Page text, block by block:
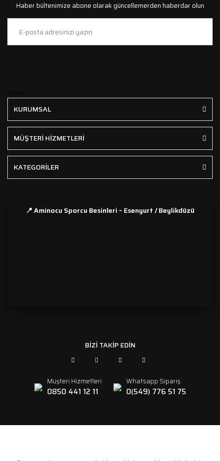
Haber bültenimize abone olarak güncellemerden haberdar olun
KURUMSAL
MÜŞTERİ HİZMETLERİ
KATEGORİLER
📍 Aminocu Sporcu Besinleri – Esenyurt / Beylikdüzü
BİZİ TAKİP EDİN
Müşteri Hizmetleri
0850 441 12 11
Whatsapp Sipariş
0(549) 776 51 75